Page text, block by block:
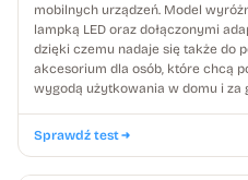
mobilnych urządzeń. Model
lampką LED oraz dołączonymi
dzięki czemu nadaje się także do
akcesorium dla osób, które chcą
wygodą użytkowania w domu i za
Sprawdź test